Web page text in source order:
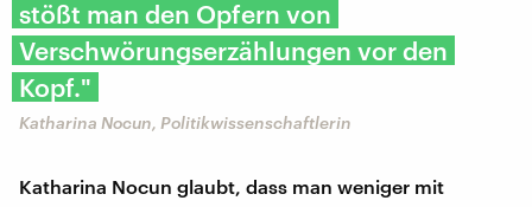
stößt man den Opfern von
Verschwörungserzählungen vor den
Kopf."
Katharina Nocun, Politikwissenschaftlerin
Katharina Nocun glaubt, dass man weniger mit